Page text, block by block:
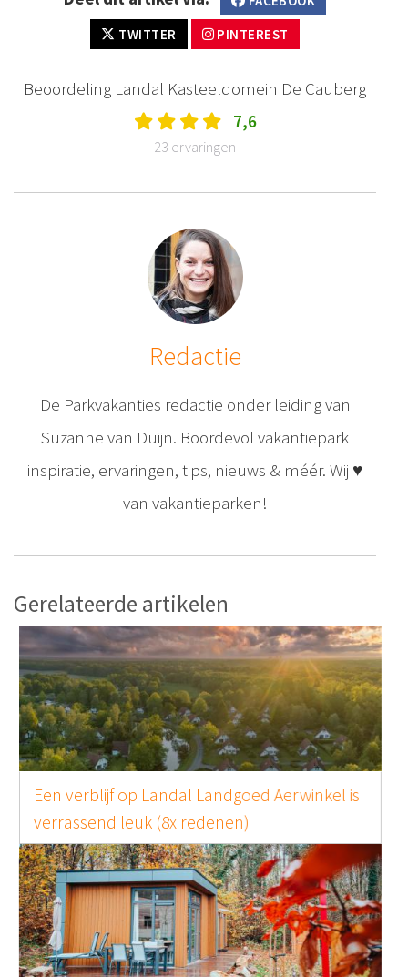
TWITTER
PINTEREST
Beoordeling Landal Kasteeldomein De Cauberg
7,6
23 ervaringen
Redactie
De Parkvakanties redactie onder leiding van
Suzanne van Duijn. Boordevol vakantiepark
inspiratie, ervaringen, tips, nieuws & méér. Wij ♥
van vakantieparken!
Gerelateerde artikelen
Een verblijf op Landal Landgoed Aerwinkel is
verrassend leuk (8x redenen)